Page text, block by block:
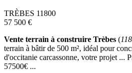
TRÈBES 11800
57 500 €
Vente terrain à construire Trèbes (
terrain à bâtir de 500 m², idéal pour
d'occitanie carcassonne, votre projet ...
57500€ ...